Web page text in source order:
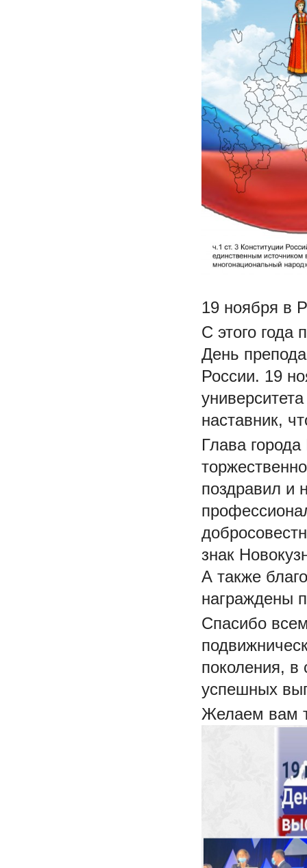
19 ноября в
С этого года
День
России. 19
наставник,
Глава
поздравил и
знак
А также
награждены
Спасибо
поколения, в
успешных
Желаем вам